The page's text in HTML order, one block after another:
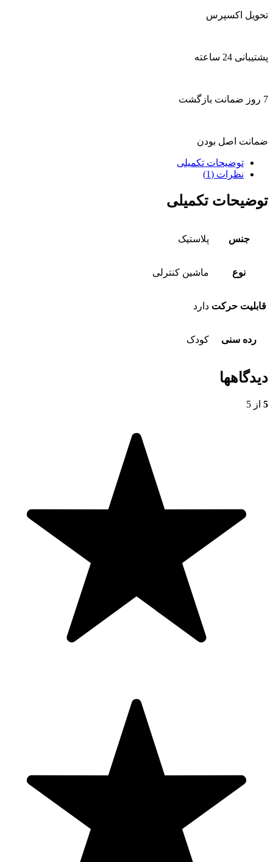
تحویل اکسپرس
پشتیبانی 24 ساعته
7 روز ضمانت بازگشت
ضمانت اصل بودن
توضیحات تکمیلی
نظرات (1)
توضیحات تکمیلی
جنس پلاستیک
نوع ماشین کنترلی
قابلیت حرکت دارد
رده سنی کودک
دیدگاهها
5 از 5